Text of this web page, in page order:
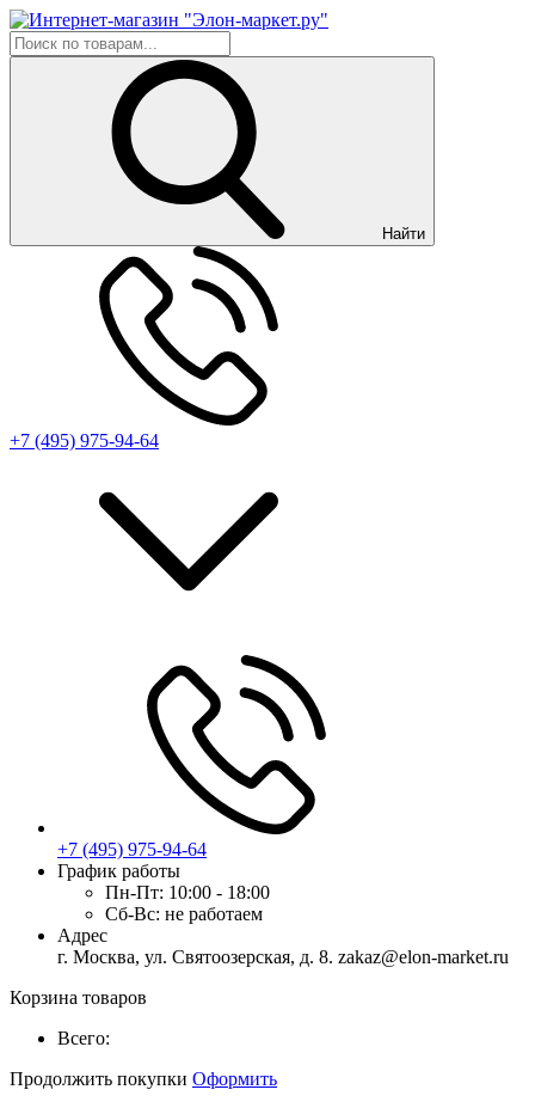
Найти
+7 (495) 975-94-64
+7 (495) 975-94-64
График работы
Пн-Пт: 10:00 - 18:00
Сб-Вс: не работаем
Адрес
г. Москва, ул. Святоозерская, д. 8. zakaz@elon-market.ru
Корзина товаров
Всего:
Продолжить покупки Оформить